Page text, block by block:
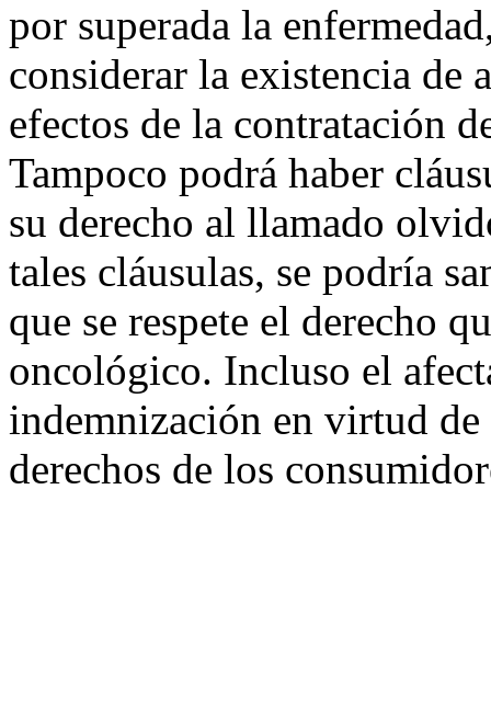
por superada la
considerar la existencia de
efectos de la contratación
Tampoco podrá haber
su derecho al llamado
tales cláusulas, se podría
que se respete el derecho
oncológico. Incluso el
indemnización en virtud
derechos de los